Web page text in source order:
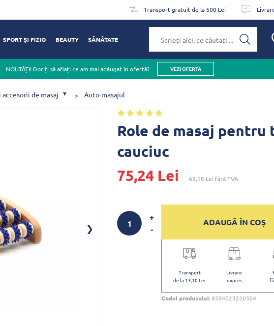
Transport gratuit de la 500 Lei
SPORT ȘI FIZIO BEAUTY SĂNĂTATE
NOUTĂȚI! Doriți să aflați ce am mai adăugat în ofertă? VEZI OFERTA
de masaj Auto-masajul
Role de masaj pentru
cauciuc
75,24 Lei
62,18 Lei fără TVA
+
-
ADAUGĂ ÎN COȘ
Transport
de la 13,10 Lei
Livrare
expres
Codul produsului:8594023220504